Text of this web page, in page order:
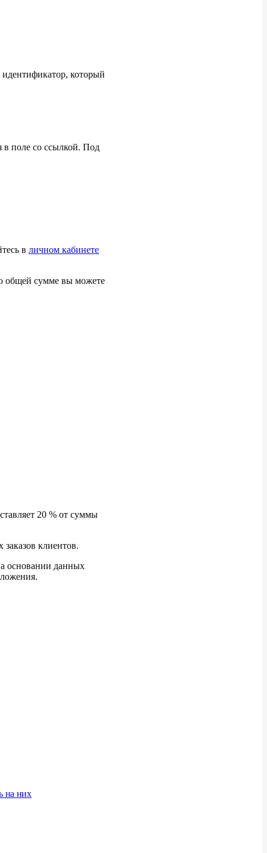
который
в поле со ссылкой. Под
в личном кабинете
общей сумме вы можете
20 % от суммы
заказов клиентов.
основании данных
на них